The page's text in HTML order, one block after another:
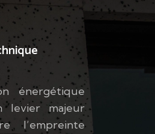
énergétique
levier majeur
l’empreinte